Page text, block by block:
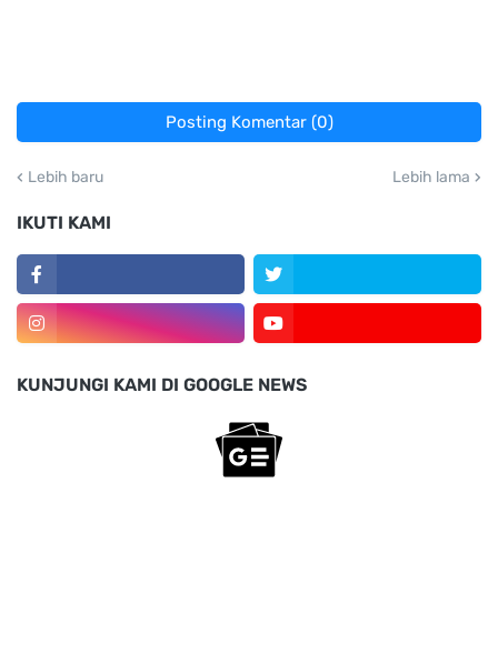
Posting Komentar (0)
Lebih baru Lebih lama
IKUTI KAMI
KUNJUNGI KAMI DI GOOGLE NEWS